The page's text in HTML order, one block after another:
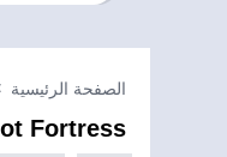
الصفحة الرئيسية
Fortress